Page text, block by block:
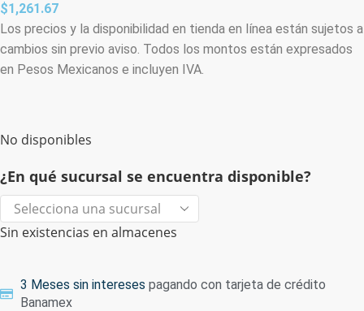
$1,261.67
Los precios y la disponibilidad en tienda en línea están sujetos a
cambios sin previo aviso. Todos los montos están expresados
en Pesos Mexicanos e incluyen IVA.
No disponibles
¿En qué sucursal se encuentra disponible?
Sin existencias en almacenes
3 Meses sin intereses pagando con tarjeta de crédito
Banamex